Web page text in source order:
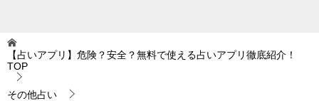
【占いアプリ】危険？安全？無料で使える占いアプリ徹底紹介！
TOP
その他占い